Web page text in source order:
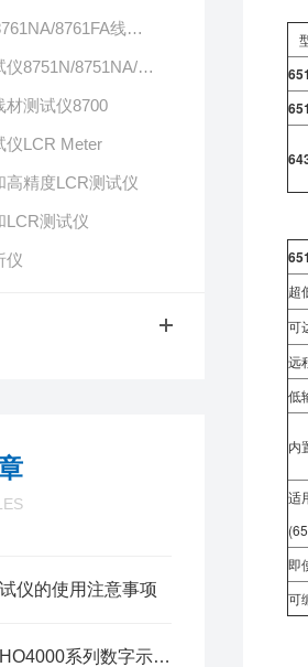
8761FA线材测试仪
8751NA/8751FA
材测试仪8700
仪LCR Meter
高精度LCR测试仪
LCR测试仪
仪
仪的使用注意事项
深入了解普源 DHO4000系列数字示波器：开启高效电路分析之旅
超
可
远
低
内
适
即
可